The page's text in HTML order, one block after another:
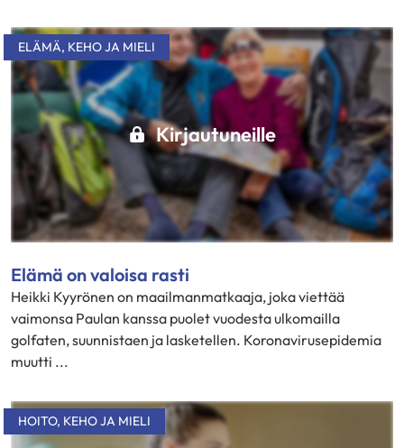
Kirjautuneille
ELÄMÄ, KEHO JA MIELI
Elämä on valoisa rasti
Heikki Kyyrönen on maailmanmatkaaja, joka viettää
vaimonsa Paulan kanssa puolet vuodesta ulkomailla
golfaten, suunnistaen ja lasketellen. Koronavirusepidemia
muutti ...
HOITO, KEHO JA MIELI